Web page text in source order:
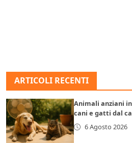
ARTICOLI RECENTI
Animali anziani
cani e gatti dal
6 Agosto 2026